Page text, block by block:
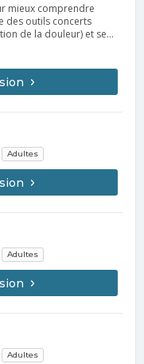
mieux comprendre
des outils concerts
de la douleur) et se
Adultes
Adultes
Adultes